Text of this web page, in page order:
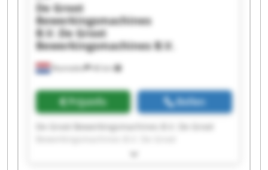
Rosmalen 46 km
De Groot
Bewerkingsmachines
B.V. De Groot
Bewerkingsmachines B.V.
Prijsinfo Bellen
De Groot Bewerkingsmachines B.V. De Groot
Bewerkingsmachines B.V. De Groot